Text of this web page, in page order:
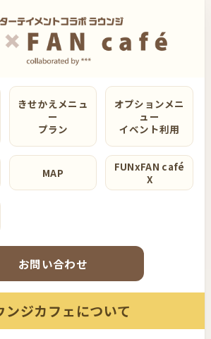
きせかえメニュ
ー
プラン
オプションメニ
ュー
イベント利用
MAP
FUNxFAN café
X
お問い合わせ
ジカフェについて